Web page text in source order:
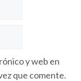
y web en
que comente.